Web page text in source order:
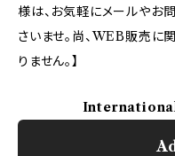
様は、お気軽にメールやお
さいませ。尚、WEB販売に
りません。】